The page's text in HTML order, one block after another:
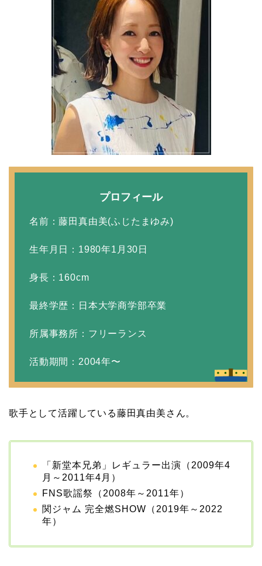
【画像】ブーニンの嫁は
資産家の娘！馴れ初めは
取材！？
中森明菜の結婚歴！豪華
すぎる歴代彼氏４人と
「隠し子」の噂とは？
二宮和也と嫁・伊藤綾子
ティ番組！共演を重ねて
急接近！
と離婚したのはいつ？顔
田村淳と嫁・香那の結婚
破局から復縁へ
【画像】相葉雅紀の嫁は
元タレントで交際期間約
10年！
プロフィール
名前：藤田真由美(ふじたまゆみ)
生年月日：1980年1月30日
身長：160cm
最終学歴：日本大学商学部卒業
所属事務所：フリーランス
活動期間：2004年〜
歌手として活躍している藤田真由美さん。
「新堂本兄弟」レギュラー出演（2009年4
月～2011年4月）
FNS歌謡祭（2008年～2011年）
関ジャム 完全燃SHOW（2019年～2022
年）